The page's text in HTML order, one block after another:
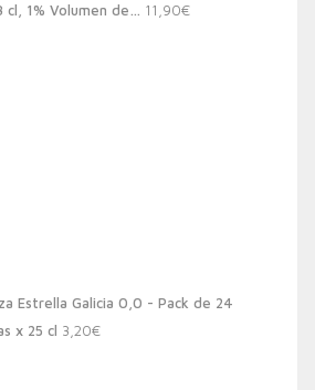
cl, 1% Volumen de… 11,90€
Estrella Galicia 0,0 - Pack de 24
x 25 cl 3,20€